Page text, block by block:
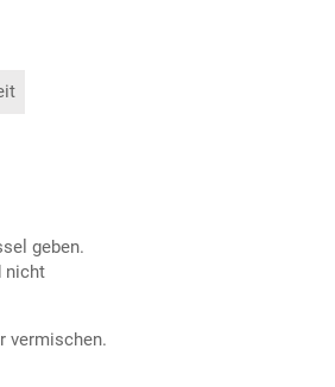
geben.
nicht
vermischen.